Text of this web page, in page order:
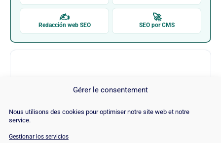
Gérer le consentement
Nous utilisons des cookies pour optimiser notre site web et notre
service.
Gestionar los servicios
✍
Redacción web SEO
🚀
SEO por CMS
Low Fruit